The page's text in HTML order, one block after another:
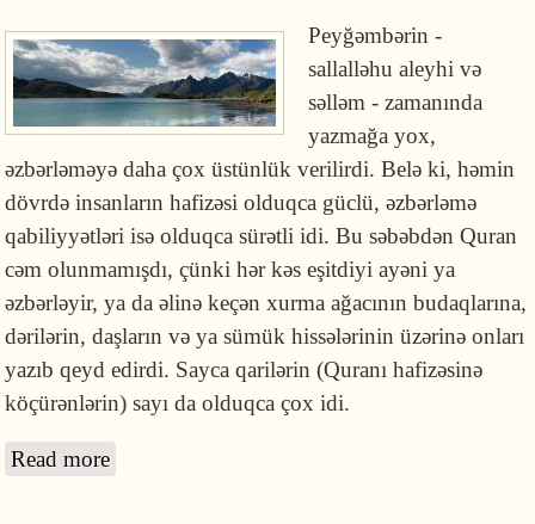
Peyğəmbərin -
sallalləhu aleyhi və
səlləm - zamanında
yazmağa yox,
əzbərləməyə daha çox üstünlük verilirdi. Belə ki, həmin
dövrdə insanların hafizəsi olduqca güclü, əzbərləmə
qabiliyyətləri isə olduqca sürətli idi. Bu səbəbdən Quran
cəm olunmamışdı, çünki hər kəs eşitdiyi ayəni ya
əzbərləyir, ya da əlinə keçən xurma ağacının budaqlarına,
dərilərin, daşların və ya sümük hissələrinin üzərinə onları
yazıb qeyd edirdi. Sayca qarilərin (Quranı hafizəsinə
köçürənlərin) sayı da olduqca çox idi.
Read more